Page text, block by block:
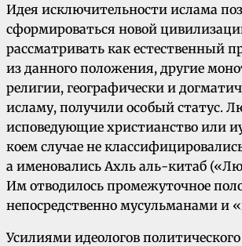
Идея исключительности ислама
сформироваться новой
рассматривать как естественный
из данного положения, другие
религии, географически и
исламу, получили особый статус.
исповедующие христианство или
коем случае не
а именовались Ахль аль-китаб
Им отводилось промежуточное
непосредственно мусульманами и
Усилиями идеологов